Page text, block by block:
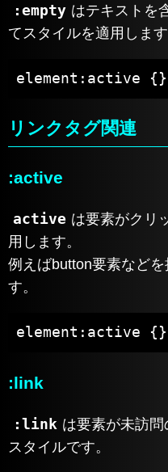
:empty はテキストを
てスタイルを適用します
element:active {}
リンクタグ関連
:active
active は要素がクリ
用します。
例えばbutton要素など
す。
element:active {}
:link
:link は要素が未訪
スタイルです。